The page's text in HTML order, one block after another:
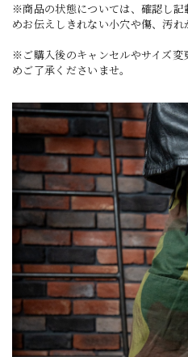
※商品の状態については、確認し記
めお伝えしきれない小穴や傷、汚れ
※ご購入後のキャンセルやサイズ
めご了承くださいませ。